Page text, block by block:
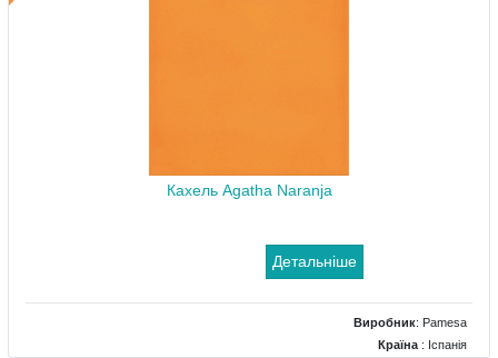
Кахель Agatha Naranja
Детальніше
Виробник: Pamesa
Країна : Іспанія